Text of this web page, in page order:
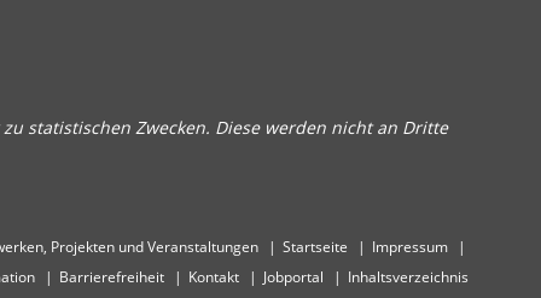
statistischen Zwecken. Diese werden nicht an Dritte
Projekten und Veranstaltungen Startseite
Impressum
Barrierefreiheit Kontakt Jobportal Inhaltsverzeichnis